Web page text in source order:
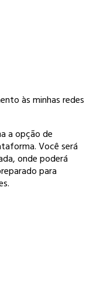
às minhas redes
a opção de
Você será
onde poderá
para